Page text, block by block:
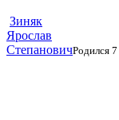
Зиняк
Ярослав
СтепановичРодился 7